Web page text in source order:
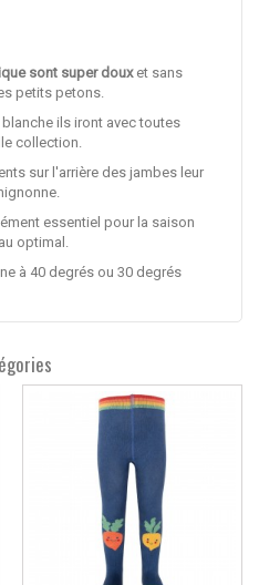
sont super douxet sans
petits petons.
ils iront avec toutes
collection.
sur l'arrière des jambes leur
essentiel pour la saison
optimal.
à 40 degrés ou 30 degrés